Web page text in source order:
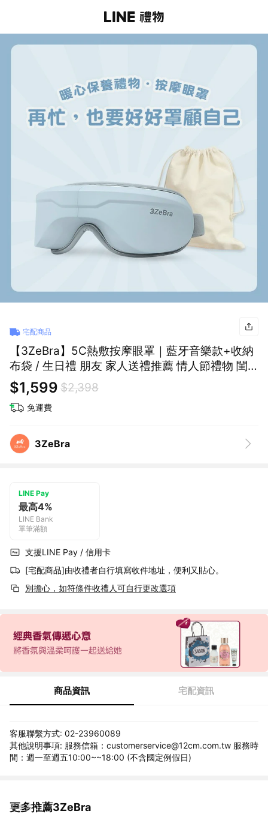
宅配商品
【3ZeBra】5C熱敷按摩眼罩｜藍牙音樂款+收納
布袋 / 生日禮 朋友 家人送禮推薦 情人節禮物 閨
密禮 交換禮物 母親節禮物 父親節禮物 1+1組合
『LINE禮物獨家組合』
$1,599 $2,398
免運費
3ZeBra
LINE Pay
最高4%
LINE Bank
單筆滿額
支援LINE Pay / 信用卡
[宅配商品]由收禮者自行填寫收件地址，便利又貼心。
別擔心，如符條件收禮人可自行更改選項
商品資訊 宅配資訊
客服聯繫方式: 02-23960089
其他說明事項: 服務信箱：customerservice@12cm.com.tw 服務時
間：週一至週五10:00~~18:00 (不含國定例假日)
更多推薦3ZeBra
看更多